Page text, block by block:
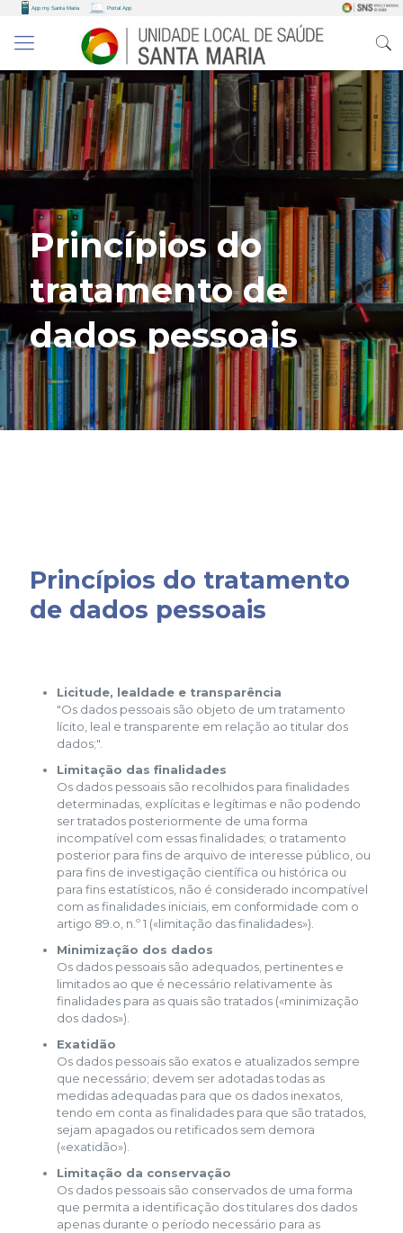
Princípios do
tratamento de
dados pessoais
Princípios do tratamento
de dados pessoais
Licitude, lealdade e transparência
"Os dados pessoais são objeto de um tratamento
lícito, leal e transparente em relação ao titular dos
dados;".
Limitação das finalidades
Os dados pessoais são recolhidos para finalidades
determinadas, explícitas e legítimas e não podendo
ser tratados posteriormente de uma forma
incompatível com essas finalidades; o tratamento
posterior para fins de arquivo de interesse público, ou
para fins de investigação científica ou histórica ou
para fins estatísticos, não é considerado incompatível
com as finalidades iniciais, em conformidade com o
artigo 89.o, n.º 1 («limitação das finalidades»).
Minimização dos dados
Os dados pessoais são adequados, pertinentes e
limitados ao que é necessário relativamente às
finalidades para as quais são tratados («minimização
dos dados»).
Exatidão
Os dados pessoais são exatos e atualizados sempre
que necessário; devem ser adotadas todas as
medidas adequadas para que os dados inexatos,
tendo em conta as finalidades para que são tratados,
sejam apagados ou retificados sem demora
(«exatidão»).
Limitação da conservação
Os dados pessoais são conservados de uma forma
que permita a identificação dos titulares dos dados
apenas durante o período necessário para as